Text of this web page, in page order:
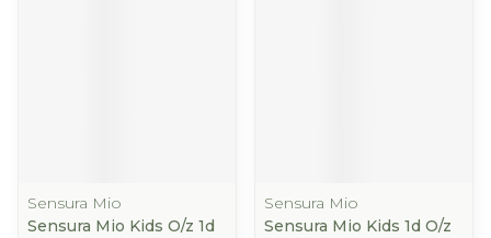
Sensura Mio
Sensura Mio Kids O/z 1d
Sensura Mio
Sensura Mio Kids 1d O/z